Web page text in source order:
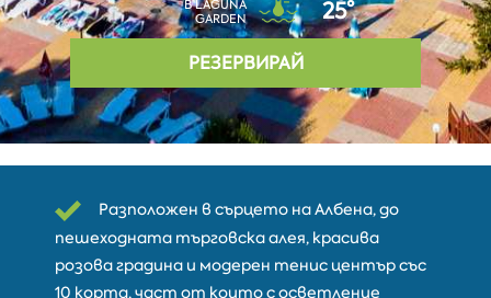
В LAGUNA
GARDEN
25°
РЕЗЕРВИРАЙ
Разположен в сърцето на Албена, до
пешеходната търговска алея, красива
розова градина и модерен тенис център със
10 корта, част от които с осветление